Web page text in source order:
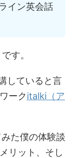
イン英会話
です。
していると言
ークitalki（ア
た僕の体験談
リット、そし